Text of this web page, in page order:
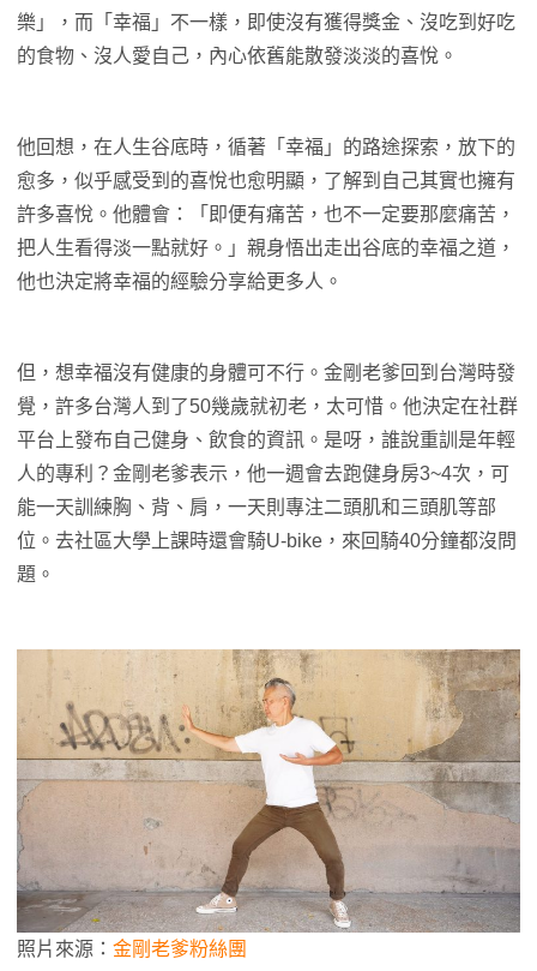
樂」，而「幸福」不一樣，即使沒有獲得獎金、沒吃到好吃
的食物、沒人愛自己，內心依舊能散發淡淡的喜悅。
他回想，在人生谷底時，循著「幸福」的路途探索，放下的
愈多，似乎感受到的喜悅也愈明顯，了解到自己其實也擁有
許多喜悅。他體會：「即便有痛苦，也不一定要那麼痛苦，
把人生看得淡一點就好。」親身悟出走出谷底的幸福之道，
他也決定將幸福的經驗分享給更多人。
但，想幸福沒有健康的身體可不行。金剛老爹回到台灣時發
覺，許多台灣人到了50幾歲就初老，太可惜。他決定在社群
平台上發布自己健身、飲食的資訊。是呀，誰說重訓是年輕
人的專利？金剛老爹表示，他一週會去跑健身房3~4次，可
能一天訓練胸、背、肩，一天則專注二頭肌和三頭肌等部
位。去社區大學上課時還會騎U-bike，來回騎40分鐘都沒問
題。
照片來源： 金剛老爹粉絲團